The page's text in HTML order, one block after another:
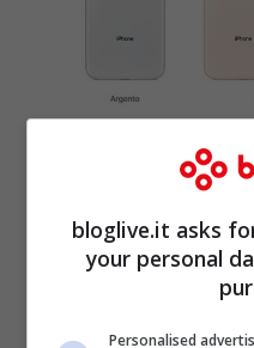
Apple presenta
Plus:
bloglive.it asks
your personal
Personalised